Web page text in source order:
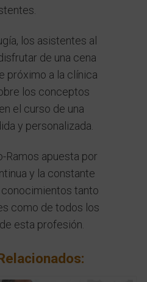
los asistentes al
de una cena
próximo a la clínica
los conceptos
el curso de una
y personalizada.
Ramos apuesta por
y la constante
tanto
como de todos los
esta profesión.